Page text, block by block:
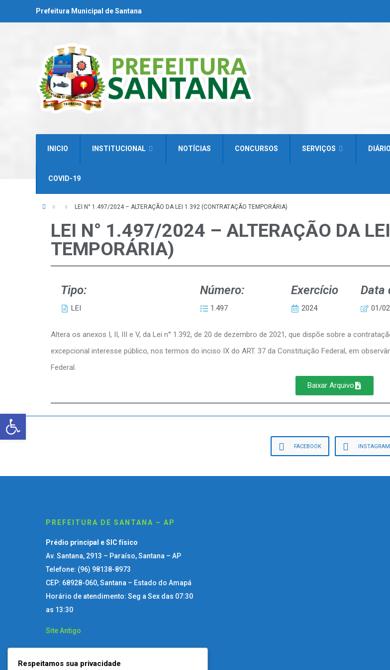
Abrir a barra de ferramentas
Prefeitura Municipal de Santana
INICIO INSTITUCIONAL NOTÍCIAS CONCURSOS SERVIÇOS
COVID-19
LEI N° 1.497/2024 – ALTERAÇÃO DA LEI 1.392 (CONTRATAÇÃO TEMPORÁRIA)
LEI N° 1.497/2024 – ALTERAÇÃO DA
TEMPORÁRIA)
Tipo:
LEI
Número:
1.497
Exercício
2024
Data
01/
Altera os anexos I, II, III e V, da Lei n° 1.392, de 20 de dezembro de 2021, que dispõe sobre a
excepcional interesse público, nos termos do inciso IX do ART. 37 da Constituição Federal, em
Federal.
Baixar Arquivo
FACEBOOK INSTAGRAM
PREFEITURA DE SANTANA – AP
Prédio principal e SIC físico
Av. Santana, 2913 – Paraíso, Santana – AP
Telefone: (96) 98138-8973
CEP: 68928-060, Santana – Estado do Amapá
Horário de atendimento: Seg a Sex das 07:30
as 13:30
Site Antigo
Respeitamos sua privacidade